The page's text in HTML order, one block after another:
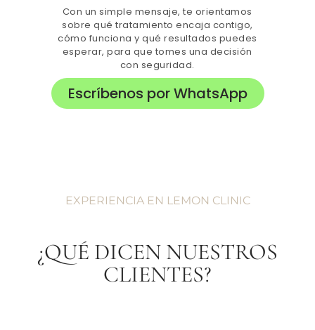
Con un simple mensaje, te orientamos
sobre qué tratamiento encaja contigo,
cómo funciona y qué resultados puedes
esperar, para que tomes una decisión
con seguridad.
Escríbenos por WhatsApp
EXPERIENCIA EN LEMON CLINIC
¿QUÉ DICEN NUESTROS
CLIENTES?